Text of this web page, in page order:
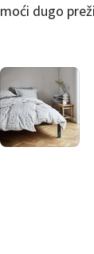
moći dugo